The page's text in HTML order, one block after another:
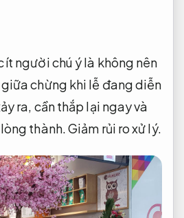
người chú ý là không nên
chừng khi lễ đang diễn
ra, cần thắp lại ngay và
thành.Giảm rủi ro xử lý.